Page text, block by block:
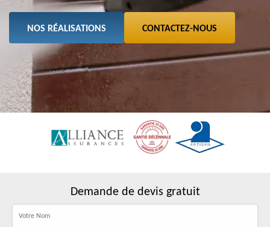
NOS RÉALISATIONS CONTACTEZ-NOUS
Demande de devis gratuit